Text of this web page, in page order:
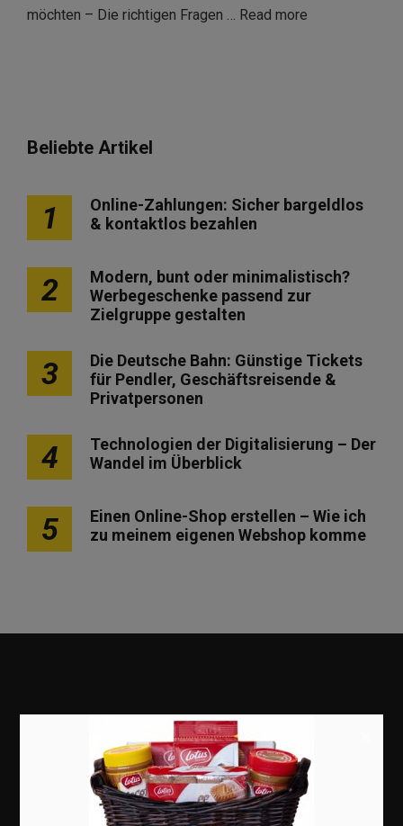
möchten – Die richtigen Fragen … Read more
Beliebte Artikel
1
Online-Zahlungen: Sicher bargeldlos
& kontaktlos bezahlen
2
Modern, bunt oder minimalistisch?
Werbegeschenke passend zur
Zielgruppe gestalten
3
Die Deutsche Bahn: Günstige Tickets
für Pendler, Geschäftsreisende &
Privatpersonen
4
Technologien der Digitalisierung – Der
Wandel im Überblick
5
Einen Online-Shop erstellen – Wie ich
zu meinem eigenen Webshop komme
Erfolgsgeschichten